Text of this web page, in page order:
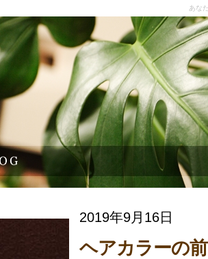
あな
2019年9月16日
ヘアカラーの